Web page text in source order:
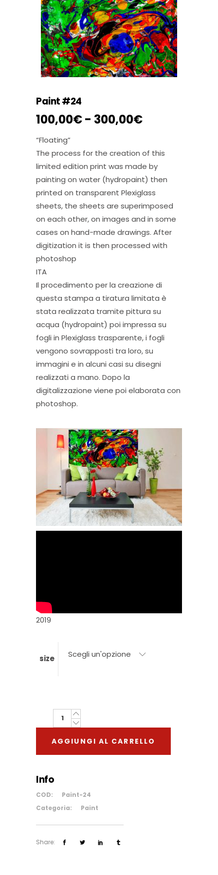
Paint #24
100,00€- 300,00€Fascia
da
100,00€
a
300,00€
“Floating”
The process for the creation of this
limited edition print was made by
painting on water (hydropaint) then
printed on transparent Plexiglass
sheets, the sheets are superimposed
on each other, on images and in some
cases on hand-made drawings. After
digitization it is then processed with
photoshop
ITA
Il procedimento per la creazione di
questa stampa a tiratura limitata è
stata realizzata tramite pittura su
acqua (hydropaint) poi impressa su
fogli in Plexiglass trasparente, i fogli
vengono sovrapposti tra loro, su
immagini e in alcuni casi su disegni
realizzati a mano. Dopo la
digitalizzazione viene poi elaborata con
photoshop.
2019
size Scegli un'opzione
Paint
#24
quantity
AGGIUNGI AL CARRELLO
Info
COD:
Paint-24
Categoria:
Paint
Share: